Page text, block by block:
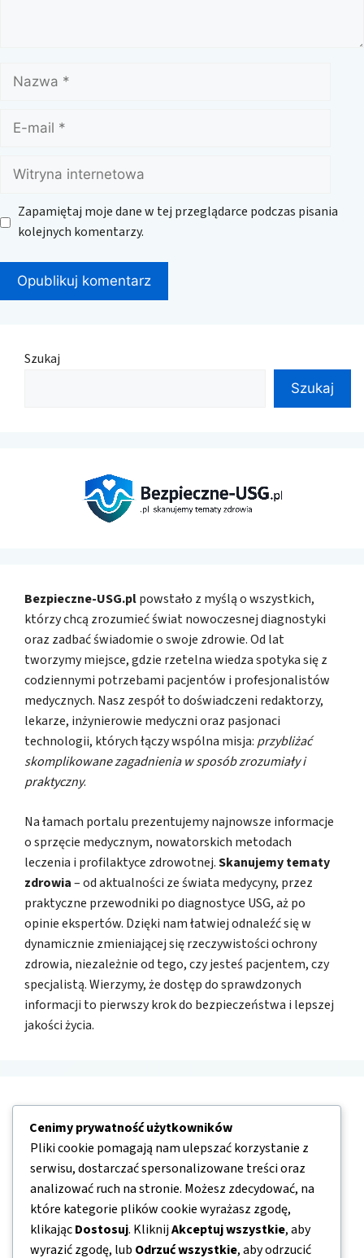
Nazwa
mail
Witryna
internetowa
Zapamiętaj moje dane w tej przeglądarce podczas pisania
kolejnych komentarzy.
Szukaj
Szukaj
Bezpieczne-USG.plpowstało z myślą o wszystkich,
którzy chcą zrozumieć świat nowoczesnej diagnostyki
oraz zadbać świadomie o swoje zdrowie. Od lat
tworzymy miejsce, gdzie rzetelna wiedza spotyka się z
codziennymi potrzebami pacjentów i profesjonalistów
medycznych. Nasz zespół to doświadczeni redaktorzy,
lekarze, inżynierowie medyczni oraz pasjonaci
technologii, których łączy wspólna misja: przybliżać
skomplikowane zagadnienia w sposób zrozumiały i
praktyczny.
Na łamach portalu prezentujemy najnowsze informacje
o sprzęcie medycznym, nowatorskich metodach
leczenia i profilaktyce zdrowotnej.Skanujemy tematy
zdrowia– od aktualności ze świata medycyny, przez
praktyczne przewodniki po diagnostyce USG, aż po
opinie ekspertów. Dzięki nam łatwiej odnaleźć się w
dynamicznie zmieniającej się rzeczywistości ochrony
zdrowia, niezależnie od tego, czy jesteś pacjentem, czy
specjalistą. Wierzymy, że dostęp do sprawdzonych
informacji to pierwszy krok do bezpieczeństwa i lepszej
jakości życia.
Kontakt
Mapa strony
Polityka prywatności
Cenimy prywatność użytkowników
Pliki cookie pomagają nam ulepszać korzystanie z
serwisu, dostarczać spersonalizowane treści oraz
analizować ruch na stronie. Możesz zdecydować, na
które kategorie plików cookie wyrażasz zgodę,
klikającDostosuj. KliknijAkceptuj wszystkie, aby
wyrazić zgodę, lub Odrzuć wszystkie, aby odrzucić